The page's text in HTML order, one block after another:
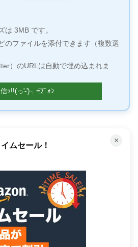
3MB です。
のファイルを添付できます（複数選
）のURLは自動で埋め込まれま
×
ムセール！